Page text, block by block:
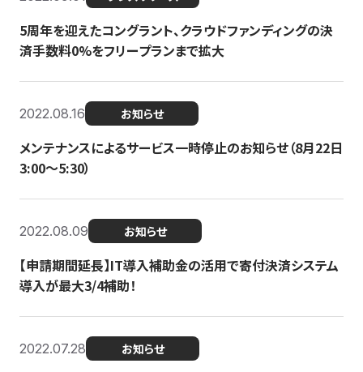
5周年を迎えたコングラント、クラウドファンディングの決
済手数料0%をフリープランまで拡大
2022.08.16 お知らせ
メンテナンスによるサービス一時停止のお知らせ（8月22日
3:00〜5:30）
2022.08.09 お知らせ
【申請期間延長】IT導入補助金の活用で寄付決済システム
導入が最大3/4補助！
2022.07.28 お知らせ